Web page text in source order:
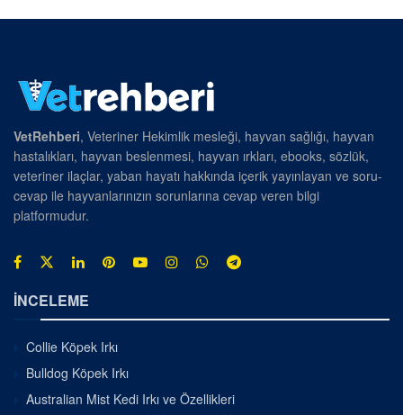
VetRehberi, Veteriner Hekimlik mesleği, hayvan sağlığı, hayvan
hastalıkları, hayvan beslenmesi, hayvan ırkları, ebooks, sözlük,
veteriner ilaçlar, yaban hayatı hakkında içerik yayınlayan ve soru-
cevap ile hayvanlarınızın sorunlarına cevap veren bilgi
platformudur.
İNCELEME
Collie Köpek Irkı
Bulldog Köpek Irkı
Australian Mist Kedi Irkı ve Özellikleri